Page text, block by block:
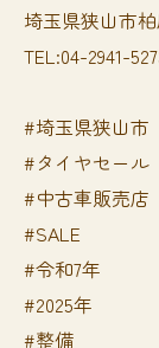
埼玉県狭山市柏
TEL:04-2941-
#埼玉県狭山市
#タイヤセール
#中古車販売店
#SALE
#令和7年
#2025年
#整備